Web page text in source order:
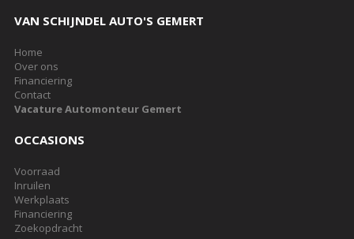
VAN SCHIJNDEL AUTO'S GEMERT
Home
Over ons
Financiering
Contact
Vacature Automonteur Gemert
OCCASIONS
Voorraad
Inruilen
Werkplaats
Financiering
Zoekopdracht